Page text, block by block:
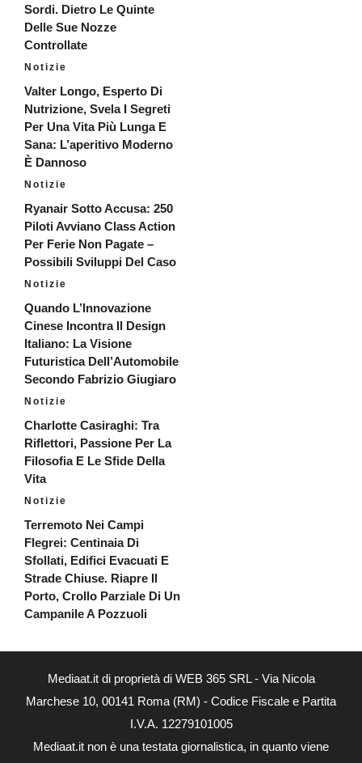
Sordi. Dietro Le Quinte
Delle Sue Nozze
Controllate
Notizie
Valter Longo, Esperto Di
Nutrizione, Svela I Segreti
Per Una Vita Più Lunga E
Sana: L’aperitivo Moderno
È Dannoso
Notizie
Ryanair Sotto Accusa: 250
Piloti Avviano Class Action
Per Ferie Non Pagate –
Possibili Sviluppi Del Caso
Notizie
Quando L’Innovazione
Cinese Incontra Il Design
Italiano: La Visione
Futuristica Dell’Automobile
Secondo Fabrizio Giugiaro
Notizie
Charlotte Casiraghi: Tra
Riflettori, Passione Per La
Filosofia E Le Sfide Della
Vita
Notizie
Terremoto Nei Campi
Flegrei: Centinaia Di
Sfollati, Edifici Evacuati E
Strade Chiuse. Riapre Il
Porto, Crollo Parziale Di Un
Campanile A Pozzuoli
Mediaat.it di proprietà di WEB 365 SRL - Via Nicola
Marchese 10, 00141 Roma (RM) - Codice Fiscale e Partita
I.V.A. 12279101005
Mediaat.it non è una testata giornalistica, in quanto viene